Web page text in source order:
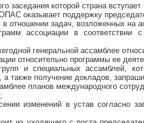
заседания которой страна
оказывает поддержку
в отношении задач, возложенных на
ассоциации в соответствии
генеральной ассамблее
относительно программы ее
и специальных ассамблей,
а также получение докладов,
планов международного
изменений в устав согласно